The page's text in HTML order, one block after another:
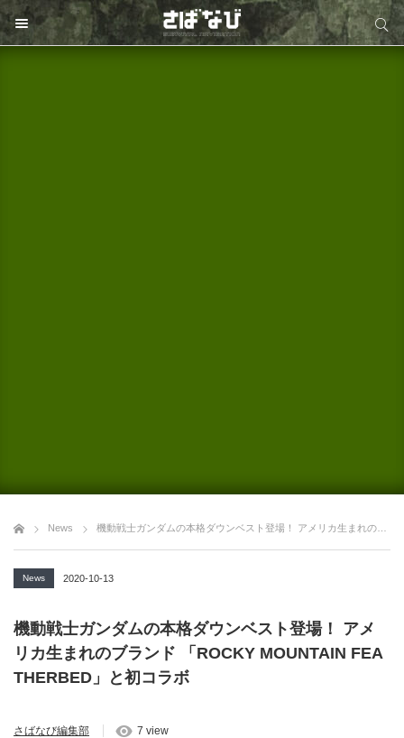
サイト内検索
News 機動戦士ガンダムの本格ダウンベスト登場！ アメリカ生まれのブランド 「ROCKY MOUNTAIN FEATHERBED」と初コラボ
News 2020-10-13
機動戦士ガンダムの本格ダウンベスト登場！ アメ
リカ生まれのブランド 「ROCKY MOUNTAIN FEA
THERBED」と初コラボ
さばなび編集部 7 view